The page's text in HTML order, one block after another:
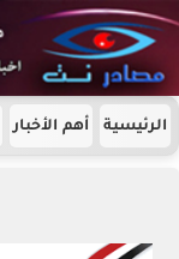
الرئيسية أهم الأخبار